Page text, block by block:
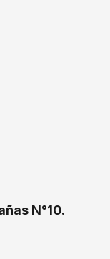
N°10.